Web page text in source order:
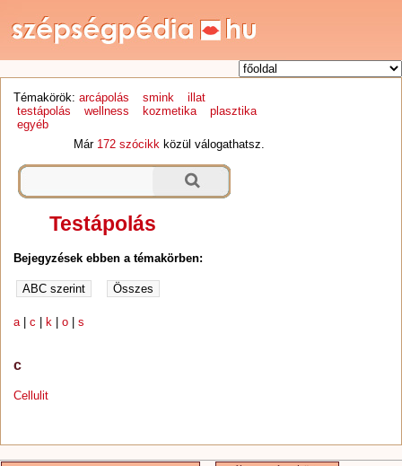
Témakörök: arcápolás smink
illat
testápolás
wellness kozmetika
plasztika
egyéb
Már 172 szócikk közül válogathatsz.
Testápolás
Bejegyzések ebben a témakörben:
a|c k |o |s
c
Cellulit